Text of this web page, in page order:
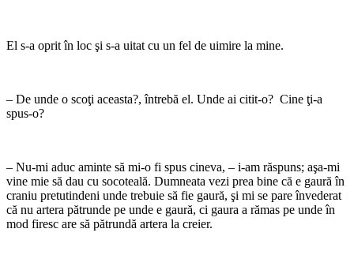
El s-a oprit în loc şi s-a uitat cu un fel de uimire la mine.
– De unde o scoţi aceasta?, întrebă el. Unde ai citit-o? Cine ţi-a
spus-o?
– Nu-mi aduc aminte să mi-o fi spus cineva, – i-am răspuns; aşa-mi
vine mie să dau cu socoteală. Dumneata vezi prea bine că e gaură în
craniu pretutindeni unde trebuie să fie gaură, şi mi se pare înve­derat
că nu artera pătrunde pe unde e gaură, ci gaura a rămas pe unde în
mod firesc are să pătrundă artera la creier.